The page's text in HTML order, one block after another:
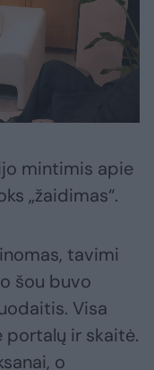
mintimis apie
„žaidimas“.
tavimi
šou buvo
Visa
ir skaitė.
o